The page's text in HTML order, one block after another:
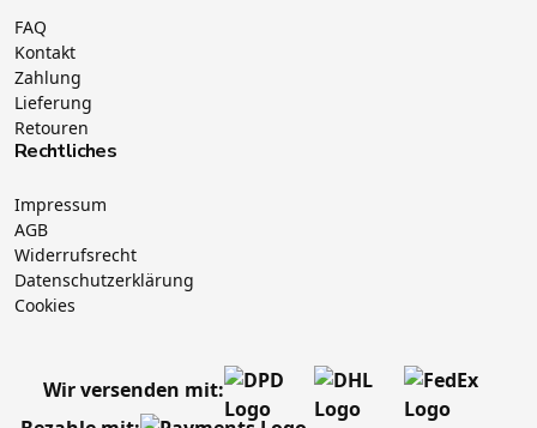
FAQ
Kontakt
Zahlung
Lieferung
Retouren
Rechtliches
Impressum
AGB
Widerrufsrecht
Datenschutzerklärung
Cookies
Wir versenden mit: